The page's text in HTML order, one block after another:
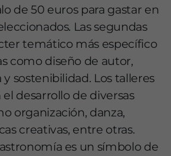
de 50 euros para gastar en
Las segundas
temático más específico
como diseño de autor,
sostenibilidad. Los talleres
desarrollo de diversas
organización, danza,
creativas, entre otras.
es un símbolo de